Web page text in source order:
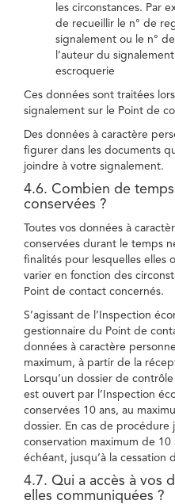
les circonstances. Par
de recueillir le n° de
signalement ou le n°
l’auteur du
escroquerie
Ces données sont traitées
signalement sur le Point de
Des données à caractère
figurer dans les documents
joindre à votre signalement.
4.6. Combien de
conservées ?
Toutes vos données à
conservées durant le temps
finalités pour lesquelles elles
varier en fonction des
Point de contact concernés.
S’agissant de l’Inspection
gestionnaire du Point de
données à caractère
maximum, à partir de la
Lorsqu’un dossier de
est ouvert par l’Inspection
conservées 10 ans, au
dossier. En cas de procédure
conservation maximum de 10
échéant, jusqu’à la
4.7. Qui a accès à vos
elles communiquées ?